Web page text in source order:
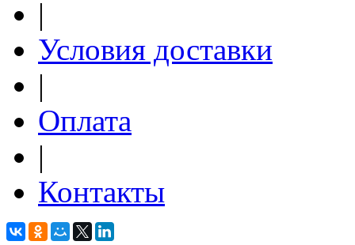
|
Условия доставки
|
Оплата
|
Контакты